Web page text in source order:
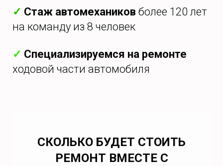
✓ Стаж автомехаников более 120 лет
на команду из 8 человек
✓ Специализируемся на ремонте
ходовой части автомобиля
СКОЛЬКО БУДЕТ СТОИТЬ
РЕМОНТ ВМЕСТЕ С